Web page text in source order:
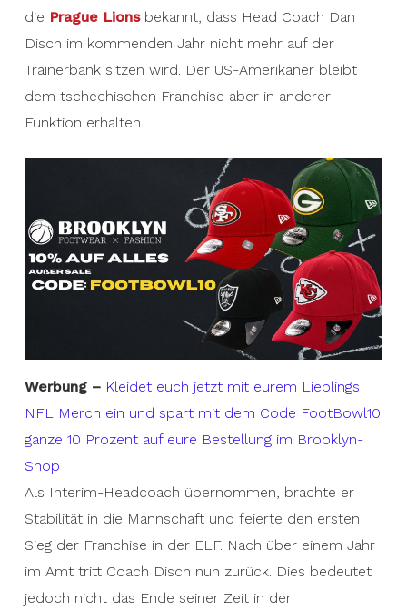
die Prague Lionsbekannt, dass Head Coach Dan
Disch im kommenden Jahr nicht mehr auf der
Trainerbank sitzen wird. Der US-Amerikaner bleibt
dem tschechischen Franchise aber in anderer
Funktion erhalten.
Werbung – Kleidet euch jetzt mit eurem Lieblings
NFL Merch ein und spart mit dem Code FootBowl10
ganze 10 Prozent auf eure Bestellung im Brooklyn-
Shop
Als Interim-Headcoach übernommen, brachte er
Stabilität in die Mannschaft und feierte den ersten
Sieg der Franchise in der ELF. Nach über einem Jahr
im Amt tritt Coach Disch nun zurück. Dies bedeutet
jedoch nicht das Ende seiner Zeit in der